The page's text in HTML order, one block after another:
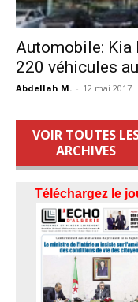
Automobile: Kia
220 véhicules
Abdellah M. - 12 mai 2017
VOIR TOUTES
ARCHIVES